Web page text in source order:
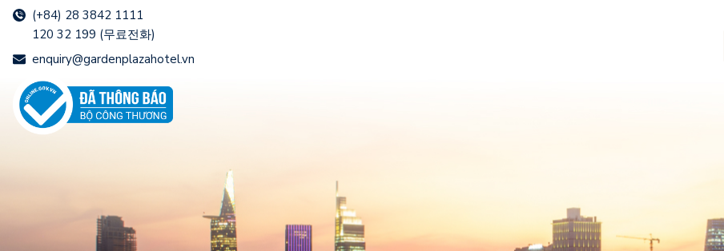
(+84) 28 3842 1111
120 32 199 (무료전화)
enquiry@gardenplazahotel.vn